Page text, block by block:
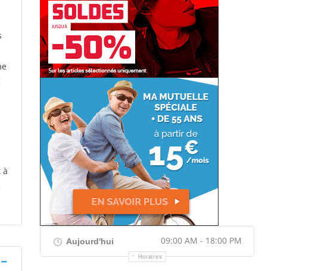
à
Aujourd'hui 09:00 AM - 18:00 PM
Horaires